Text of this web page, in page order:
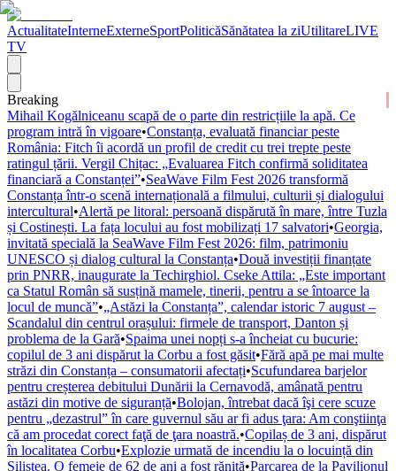
ActualitateInterneExterneSportPoliticăSănătatea la ziUtilitareLIVE
TV
Breaking
Mihail Kogălniceanu scapă de o parte din restricțiile la apă. Ce
program intră în vigoare•Constanța, evaluată financiar peste
România: Fitch îi acordă un profil de credit cu trei trepte peste
ratingul țării. Vergil Chițac: „Evaluarea Fitch confirmă soliditatea
financiară a Constanței”•SeaWave Film Fest 2026 transformă
Constanța într-o scenă internațională a filmului, culturii și dialogului
intercultural•Alertă pe litoral: persoană dispărută în mare, între Tuzla
și Costinești. La fața locului au fost mobilizați 17 salvatori•Georgia,
invitată specială la SeaWave Film Fest 2026: film, patrimoniu
UNESCO și dialog cultural la Constanța•Două investiții finanțate
prin PNRR, inaugurate la Techirghiol. Cseke Attila: „Este important
ca Statul Român să susțină mamele, tinerii, pentru a se întoarce la
locul de muncă”•„Astăzi la Constanța”, calendar istoric 7 august –
Scandalul din centrul orașului: firmele de transport, Danton și
problema de la Gară•Spaima unei nopți s-a încheiat cu bucurie:
copilul de 3 ani dispărut la Corbu a fost găsit•Fără apă pe mai multe
străzi din Constanța – consumatorii afectați•Scufundarea barjelor
pentru creșterea debitului Dunării la Cernavodă, amânată pentru
astăzi din motive de siguranță•Bolojan, întrebat dacă îşi cere scuze
pentru „dezastrul” în care guvernul său ar fi adus ţara: Am conştiinţa
că am procedat corect faţă de ţara noastră.•Copilaș de 3 ani, dispărut
în localitatea Corbu•Explozie urmată de incendiu la o locuință din
Siliștea. O femeie de 62 de ani a fost rănită•Parcarea de la Pavilionul